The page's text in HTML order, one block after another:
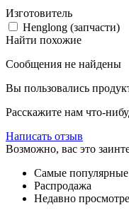
Изготовитель
Henglong (запчасти)
Найти похожие
Сообщения не найдены
Вы пользовались
Расскажите нам что-
Написать отзыв
Возможно, вас это
Самые популярные
Распродажа
Недавно